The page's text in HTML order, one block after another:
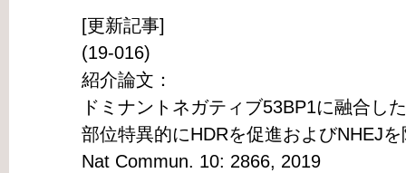
[更新記事]
(19-016)
紹介論文：
ドミナントネガティブ53BP1に融合し
部位特異的にHDRを促進およびNHEJ
Nat Commun. 10: 2866, 2019